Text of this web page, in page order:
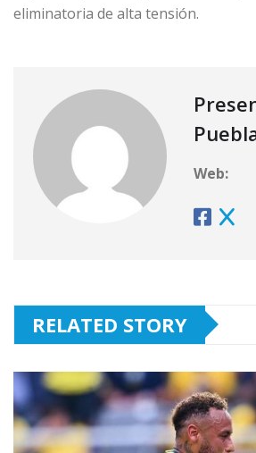
eliminatoria de alta tensión.
Web:
RELATED STORY